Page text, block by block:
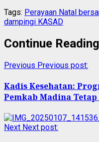
Tags: Perayaan Natal
dampingi KASAD
Continue Reading
Previous Previous post:
Kadis Kesehatan:
Pemkab Madina Tetap
Next Next post: